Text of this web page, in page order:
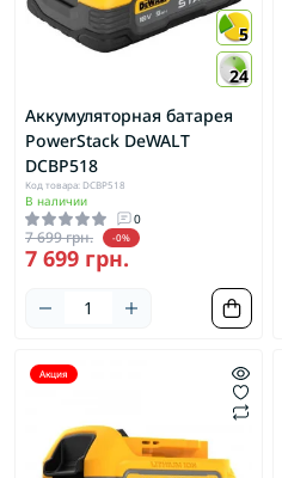
5
24
Аккумуляторная батарея
PowerStack DeWALT
DCBP518
Код товара: DCBP518
В наличии
0
7 699 грн. -0%
7 699 грн.
Акция